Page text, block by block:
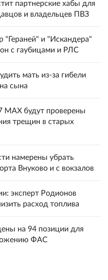
партнерские хабы для
и владельцев ПВЗ
"Гераней" и "Искандера"
с гаубицами и РЛС
мать из-за гибели
сына
MAX будут проверены
трещин в старых
намерены убрать
Внуково и с вокзалов
эксперт Родионов
расход топлива
на 94 позиции для
ФАС